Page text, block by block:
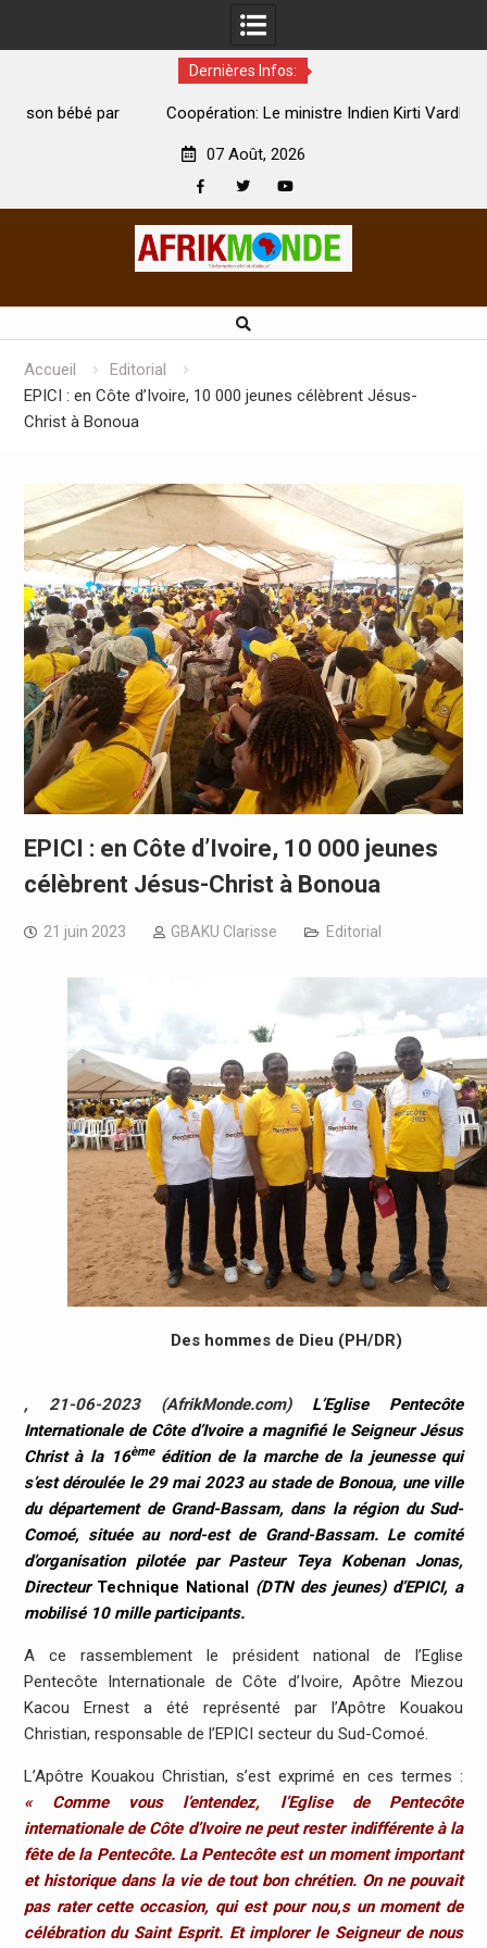
Dernières Infos:
Coopération: Le ministre Indien Kirti Vardhan Singh à
07 Août, 2026
Accueil
Editorial
EPICI : en Côte d’Ivoire, 10 000 jeunes célèbrent Jésus-
Christ à Bonoua
EPICI : en Côte d’Ivoire, 10 000 jeunes
célèbrent Jésus-Christ à Bonoua
21 juin 2023 GBAKU Clarisse Editorial
Des hommes de Dieu (PH/DR)
, 21-06-2023 (AfrikMonde.com) L’Eglise Pentecôte
Internationale de Côte d’Ivoire a magnifié le Seigneur Jésus
Christ à la 16èmeédition de la marche de la jeunesse qui
s’est déroulée le 29 mai 2023 au stade de Bonoua, une ville
du département de Grand-Bassam, dans la région du Sud-
Comoé, située au nord-est de Grand-Bassam. Le comité
d’organisation pilotée par Pasteur Teya Kobenan Jonas,
DirecteurTechnique National (DTN des jeunes) d’EPICI, a
mobilisé 10 mille participants.
A ce rassemblement le président national de l’Eglise
Pentecôte Internationale de Côte d’Ivoire, Apôtre Miezou
Kacou Ernest a été représenté par l’Apôtre Kouakou
Christian, responsable de l’EPICI secteur du Sud-Comoé.
L’Apôtre Kouakou Christian, s’est exprimé en ces termes :
« Comme vous l’entendez, l’Eglise de Pentecôte
internationale de Côte d’Ivoire ne peut rester indifférente à la
fête de la Pentecôte. La Pentecôte est un moment important
et historique dans la vie de tout bon chrétien. On ne pouvait
pas rater cette occasion, qui est pour nou,s un moment de
célébration du Saint Esprit. Et implorer le Seigneur de nous